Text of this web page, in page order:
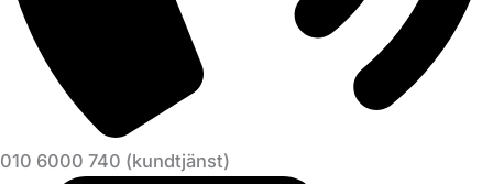
010 6000 740 (kundtjänst)